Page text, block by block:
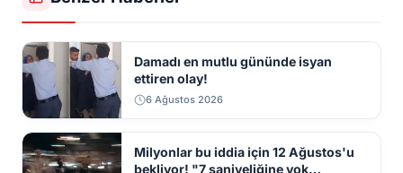
Damadı en mutlu gününde isyan
ettiren olay!
6 Ağustos 2026
Milyonlar bu iddia için 12 Ağustos'u
bekliyor! "7 saniyeliğine yok